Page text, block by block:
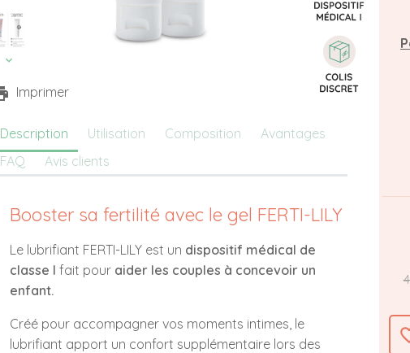
play_circle_outline
Imprimer
Description Utilisation Composition
Avantages
FAQ
Avis clients
Booster sa fertilité avec le gel FERTI-LILY
Le lubrifiant FERTI-LILY est un dispositif médical de
classe I fait pour aider les couples à concevoir un
enfant.
Créé pour accompagner vos moments intimes, le
lubrifiant apport un confort supplémentaire lors des